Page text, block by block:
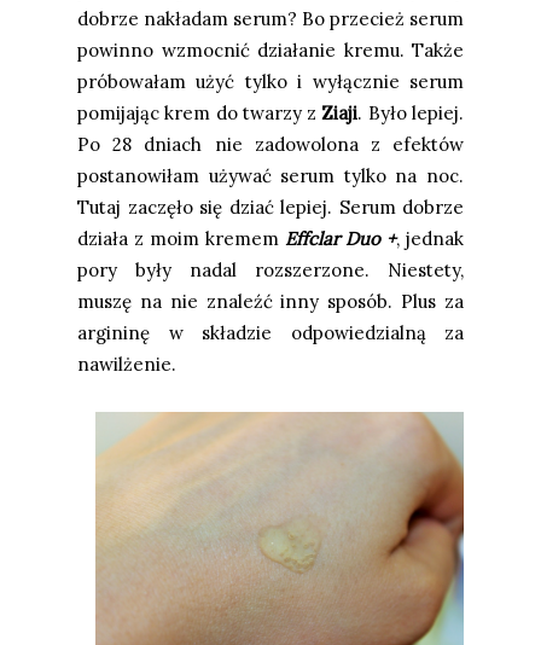
dobrze nakładam serum? Bo przecież serum
powinno wzmocnić działanie kremu. Także
próbowałam użyć tylko i wyłącznie serum
pomijając krem do twarzy z Ziaji. Było lepiej.
Po 28 dniach nie zadowolona z efektów
postanowiłam używać serum tylko na noc.
Tutaj zaczęło się dziać lepiej. Serum dobrze
działa z moim kremem Effclar Duo +, jednak
pory były nadal rozszerzone. Niestety,
muszę na nie znaleźć inny sposób. Plus za
argininę w składzie odpowiedzialną za
nawilżenie.